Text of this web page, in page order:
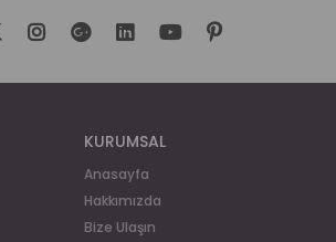
KURUMSAL
Anasayfa
Hakkımızda
Bize Ulaşın